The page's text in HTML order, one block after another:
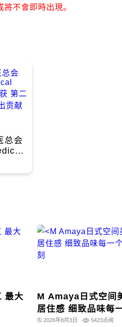
不會即時出現。
总会
获
杰
最大
M Amaya日式空间
居住感 细致品味每
时刻
2026年8月3日 5423点阅